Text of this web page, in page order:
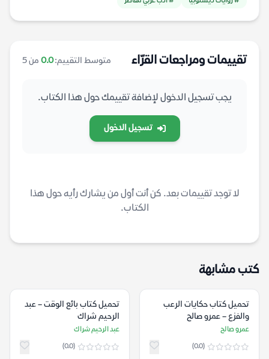
تقييمات ومراجعات القرّاء متوسط التقييم:0.0 من 5
يجب تسجيل الدخول لإضافة تقييمك حول هذا الكتاب.
تسجيل الدخول
لا توجد تقييمات بعد. كن أنت أول من يشارك رأيه حول هذا
الكتاب.
كتب مشابهة
تحميل كتاب حكايات الرعب
والفزع – عمرو صالح
عمرو صالح
(0.0)
تحميل كتاب بائع الوقت – عبد
الرحيم شراك
عبد الرحيم شراك
(0.0)